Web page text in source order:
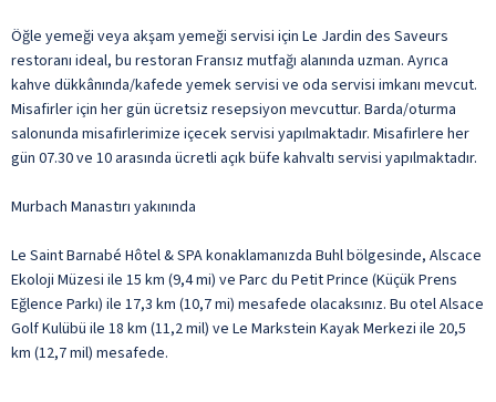
Öğle yemeği veya akşam yemeği servisi için Le Jardin des Saveurs
restoranı ideal, bu restoran Fransız mutfağı alanında uzman. Ayrıca
kahve dükkânında/kafede yemek servisi ve oda servisi imkanı mevcut.
Misafirler için her gün ücretsiz resepsiyon mevcuttur. Barda/oturma
salonunda misafirlerimize içecek servisi yapılmaktadır. Misafirlere her
gün 07.30 ve 10 arasında ücretli açık büfe kahvaltı servisi yapılmaktadır.
Murbach Manastırı yakınında
Le Saint Barnabé Hôtel & SPA konaklamanızda Buhl bölgesinde, Alscace
Ekoloji Müzesi ile 15 km (9,4 mi) ve Parc du Petit Prince (Küçük Prens
Eğlence Parkı) ile 17,3 km (10,7 mi) mesafede olacaksınız. Bu otel Alsace
Golf Kulübü ile 18 km (11,2 mil) ve Le Markstein Kayak Merkezi ile 20,5
km (12,7 mil) mesafede.